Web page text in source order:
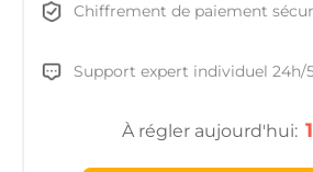
Chiffrement de paiement
Support expert individuel 24h/
À régler aujourd'hui: